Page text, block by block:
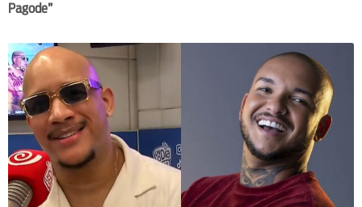
Pagode”